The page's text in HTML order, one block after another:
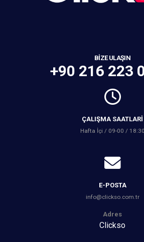
BIZE ULAŞIN
+90 216 223
ÇALIŞMA SAATLARI
Hafta İçi / 09-00 / 18:30
E-POSTA
info@clickso.com.tr
Adres
Clickso